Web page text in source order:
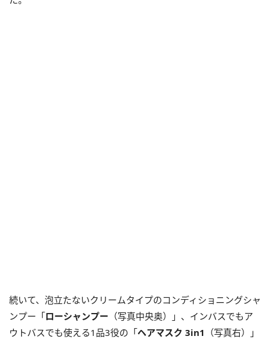
続いて、泡立たないクリームタイプのコンディショニングシャ
ンプー「ローシャンプー （写真中央奥）」、インバスでもア
ウトバスでも使える1品3役の「ヘアマスク 3in1 （写真右）」